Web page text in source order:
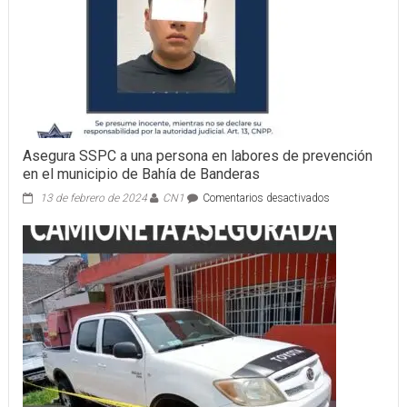
Asegura SSPC a una persona en labores de prevención
en el municipio de Bahía de Banderas
13 de febrero de 2024 CN1 Comentarios desactivadosen
SSPC
una
persona
en
labores
de
el
municipio